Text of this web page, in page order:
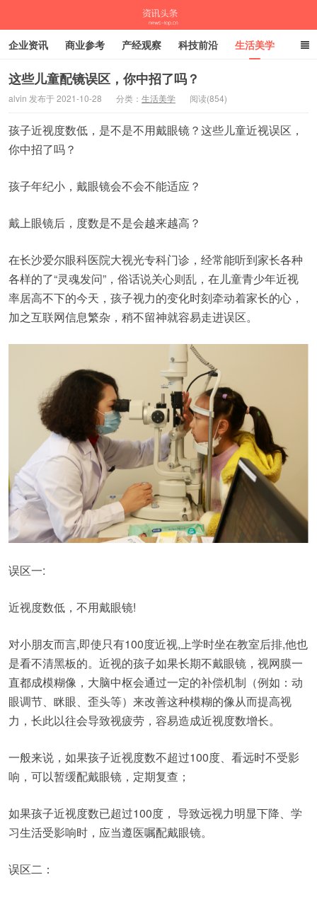
企业资讯 商业参考 产经观察 科技前沿 生活美学
时尚潮流 母婴亲子 专栏
这些儿童配镜误区，你中招了吗？
alvin 发布于 2021-10-28 分类： 生活美学 阅读(854)
孩子近视度数低，是不是不用戴眼镜？这些儿童近视误区，
你中招了吗？
孩子年纪小，戴眼镜会不会不能适应？
戴上眼镜后，度数是不是会越来越高？
在长沙爱尔眼科医院大视光专科门诊，经常能听到家长各种
各样的了“灵魂发问”，俗话说关心则乱，在儿童青少年近视
率居高不下的今天，孩子视力的变化时刻牵动着家长的心，
加之互联网信息繁杂，稍不留神就容易走进误区。
误区一:
近视度数低，不用戴眼镜!
对小朋友而言,即使只有100度近视,上学时坐在教室后排,他也
是看不清黑板的。近视的孩子如果长期不戴眼镜，视网膜一
直都成模糊像，大脑中枢会通过一定的补偿机制（例如：动
眼调节、眯眼、歪头等）来改善这种模糊的像从而提高视
力，长此以往会导致视疲劳，容易造成近视度数增长。
一般来说，如果孩子近视度数不超过100度、看远时不受影
响，可以暂缓配戴眼镜，定期复查；
如果孩子近视度数已超过100度， 导致远视力明显下降、学
习生活受影响时，应当遵医嘱配戴眼镜。
误区二：